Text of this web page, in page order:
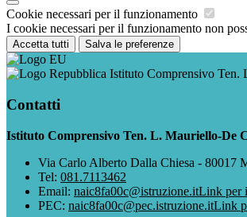
Cookie necessari per il funzionamento
I cookie necessari per il funzionamento non
Accetta tutti Salva le preferenze
Istituto Comprensivo
Contatti
Istituto Comprensivo Ten. L. Mauriello-De
Via Carlo Alberto Dalla Chiesa - 80017
Tel: 081.7113462
Email: naic8fa00c@istruzione.itLink per
PEC: naic8fa00c@pec.istruzione.itLink